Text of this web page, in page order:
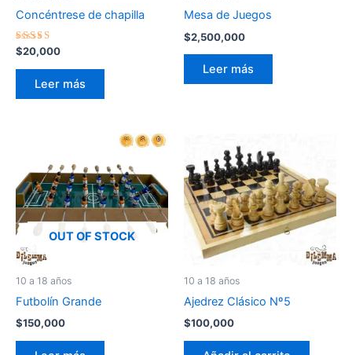
Concéntrese de chapilla
Valorado
con
5.00
de 5
$20,000
Leer más
Mesa de Juegos
$2,500,000
Leer más
OUT OF STOCK
10 a 18 años
Futbolín Grande
$150,000
10 a 18 años
Ajedrez Clásico Nº5
$100,000